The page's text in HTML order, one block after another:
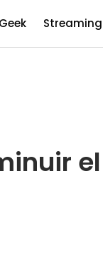
Geek Streaming